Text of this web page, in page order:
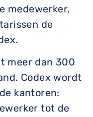
medewerker,
de
meer dan 300
Codex wordt
kantoren:
tot de